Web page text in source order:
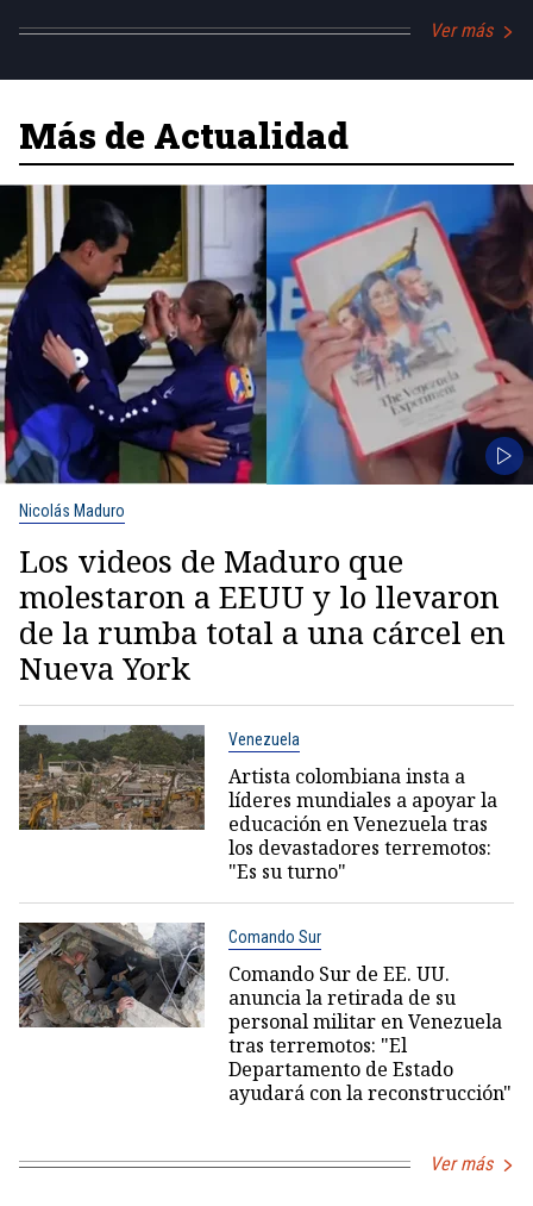
Ver más
Más de Actualidad
Nicolás Maduro
Los videos de Maduro que
molestaron a EEUU y lo llevaron
de la rumba total a una cárcel en
Nueva York
Venezuela
Artista colombiana insta a
líderes mundiales a apoyar la
educación en Venezuela tras
los devastadores terremotos:
"Es su turno"
Comando Sur
Comando Sur de EE. UU.
anuncia la retirada de su
personal militar en Venezuela
tras terremotos: "El
Departamento de Estado
ayudará con la reconstrucción"
Ver más